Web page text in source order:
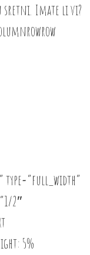
sretni. Imate li vi?
type=”full_width”
2″
5%